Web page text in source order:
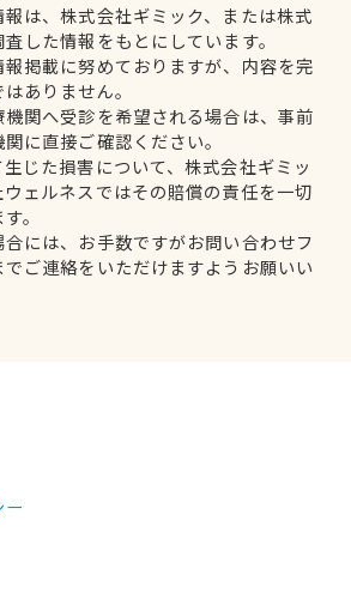
は、株式会社ギミック、または株式
した情報をもとにしています。
掲載に努めておりますが、内容を完
ありません。
関へ受診を希望される場合は、事前
に直接ご確認ください。
じた損害について、株式会社ギミッ
ェルネスではその賠償の責任を一切
。
には、お手数ですがお問い合わせフ
ご連絡をいただけますようお願いい